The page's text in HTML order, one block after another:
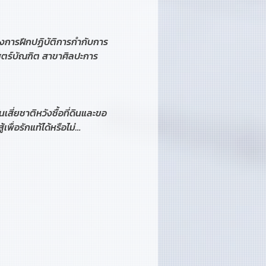
การฝึกปฏิบัติการกำกับการ
ร์บัณฑิต สาขาศิลปะการ
สี่ยชาติหวังซื้อที่ดินและขอ
พื่อรักแท้ได้หรือไม่…